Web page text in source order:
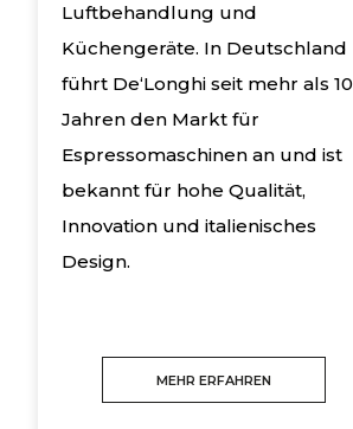
Luftbehandlung und
Küchengeräte. In Deutschland
führt De‘Longhi seit mehr als 10
Jahren den Markt für
Espressomaschinen an und ist
bekannt für hohe Qualität,
Innovation und italienisches
Design.
MEHR ERFAHREN